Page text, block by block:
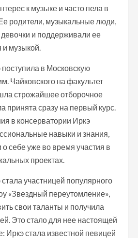
к музыке и часто пела в
родители, музыкальные люди,
и поддерживали ее
и музыкой.
поступила в Московскую
Чайковского на факультет
строжайшее отборочное
принята сразу на первый курс.
в консерватории Иркэ
навыки и знания,
себе уже во время участия в
проектах.
участницей популярного
«Звездный переутомление»,
свои таланты и получила
Это стало для нее настоящей
Иркэ стала известной певицей